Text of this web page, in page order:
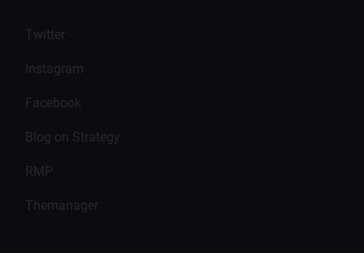
Twitter
Instagram
Facebook
Blog on Strategy
RMP
Themanager